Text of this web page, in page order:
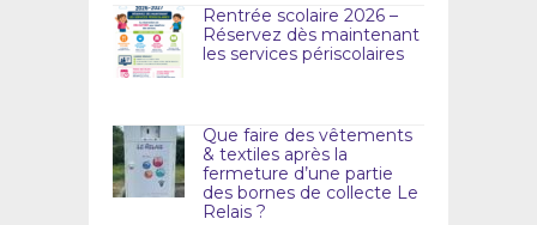
Rentrée scolaire 2026 –
Réservez dès maintenant
les services périscolaires
Que faire des vêtements
& textiles après la
fermeture d’une partie
des bornes de collecte Le
Relais ?